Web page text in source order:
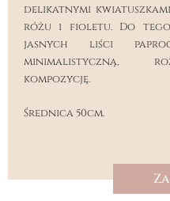
delikatnymi
różu i fioletu. Do
jasnych liści
minimalistyczną,
kompozycję.
Średnica 50cm.